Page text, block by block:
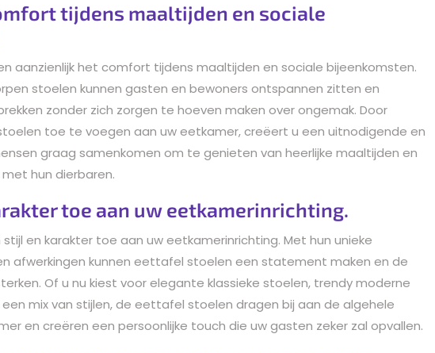
tijdens maaltijden en sociale
aanzienlijk het comfort tijdens maaltijden en sociale bijeenkomsten.
stoelen kunnen gasten en bewoners ontspannen zitten en
zonder zich zorgen te hoeven maken over ongemak. Door
toe te voegen aan uw eetkamer, creëert u een uitnodigende en
graag samenkomen om te genieten van heerlijke maaltijden en
hun dierbaren.
toe aan uw eetkamerinrichting.
en karakter toe aan uw eetkamerinrichting. Met hun unieke
afwerkingen kunnen eettafel stoelen een statement maken en de
Of u nu kiest voor elegante klassieke stoelen, trendy moderne
mix van stijlen, de eettafel stoelen dragen bij aan de algehele
en creëren een persoonlijke touch die uw gasten zeker zal opvallen.